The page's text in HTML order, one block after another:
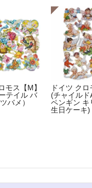
モス【M】
テイル バ
バメ）
ドイツ ク
(チャイルド
ペンギン キ
生日ケーキ)